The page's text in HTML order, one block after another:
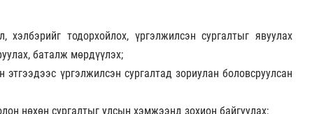
тодорхойлох, үргэлжилсэн сургалтыг явуулах
баталж мөрдүүлэх;
үргэлжилсэн сургалтад зориулан боловсруулсан
нөхөн сургалтыг улсын хэмжээнд зохион байгуулах;